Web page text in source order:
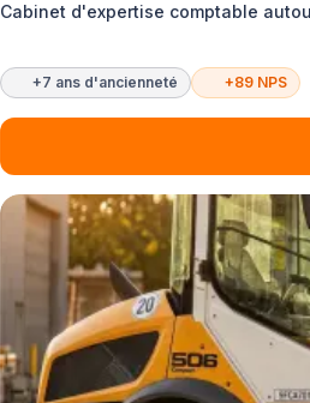
Cabinet d'expertise comptable
+7 ans d'ancienneté +89 NPS